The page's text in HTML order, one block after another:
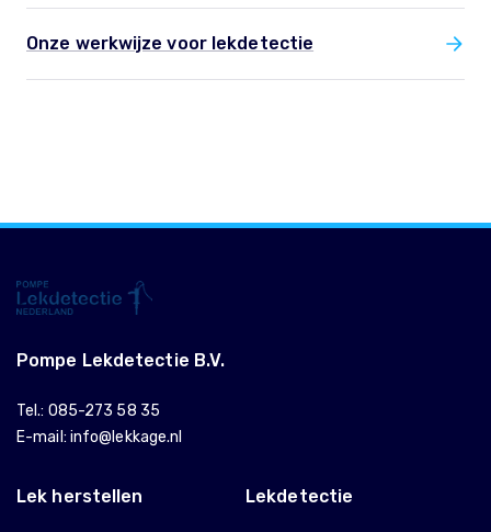
Onze werkwijze voor lekdetectie
Pompe Lekdetectie B.V.
Tel.: 085-273 58 35
E-mail: info@lekkage.nl
Lekdetectie
Lek herstellen